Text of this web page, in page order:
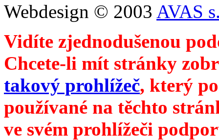
Webdesign © 2003 AVAS
Vidíte zjednodušenou
Chcete-li mít stránky
takový prohlížeč, který
používané na těchto
ve svém prohlížeči